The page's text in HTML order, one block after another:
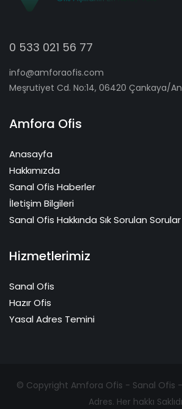
0 533 021 56 77
info@amforaofis.com
Meşrutiyet Cd. No:14, 06420 Çankaya/
Amfora Ofis
Anasayfa
Hakkımızda
Sanal Ofis Haberler
İletişim Bilgileri
Sanal Ofis Hakkında Sık Sorulan Sorular
Hizmetlerimiz
Sanal Ofis
Hazır Ofis
Yasal Adres Temini
© Copyright Amfora Ofis - Sanal Ofis -
Adres. Her hakkı